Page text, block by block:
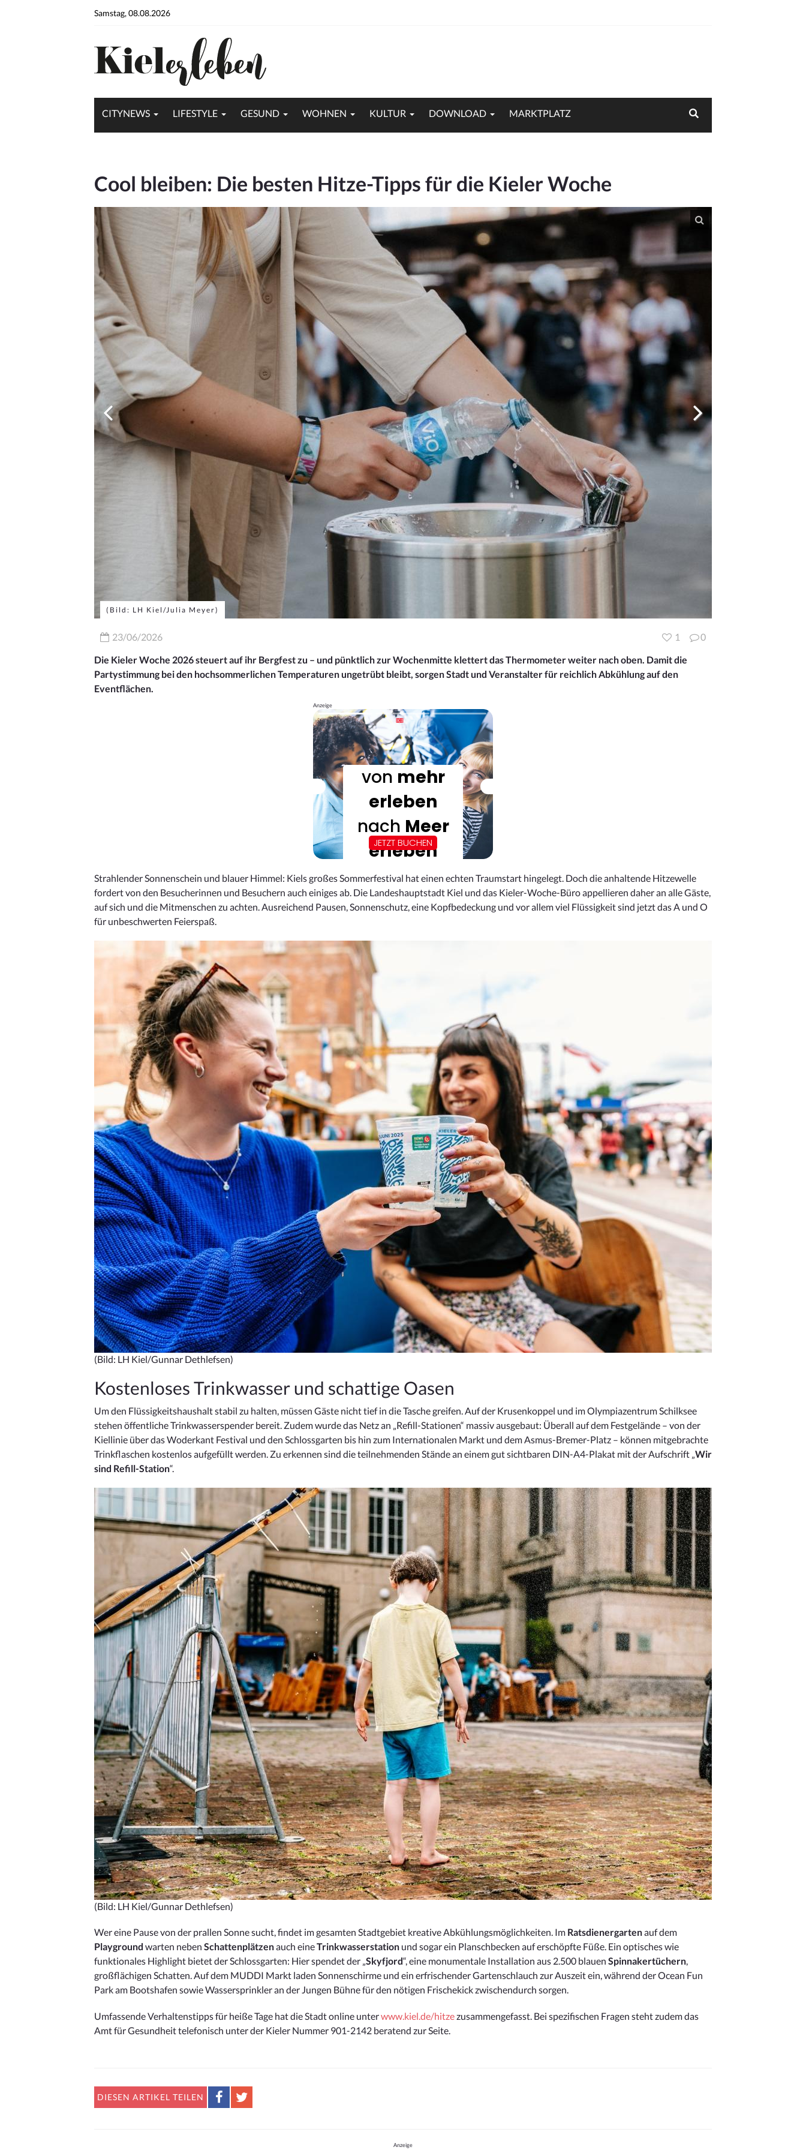
Samstag, 08.08.2026
CITYNEWS LIFESTYLE GESUND WOHNEN KULTUR DOWNLOAD MARKTPLATZ
Cool bleiben: Die besten Hitze-Tipps für die Kieler Woche
(Bild: LH Kiel/Julia Meyer)
23/06/2026 0
1
Die Kieler Woche 2026 steuert auf ihr Bergfest zu – und pünktlich zur Wochenmitte klettert das Thermometer weiter nach oben. Damit die
Partystimmung bei den hochsommerlichen Temperaturen ungetrübt bleibt, sorgen Stadt und Veranstalter für reichlich Abkühlung auf den
Eventflächen.
Anzeige
Strahlender Sonnenschein und blauer Himmel: Kiels großes Sommerfestival hat einen echten Traumstart hingelegt. Doch die anhaltende Hitzewelle
fordert von den Besucherinnen und Besuchern auch einiges ab. Die Landeshauptstadt Kiel und das Kieler-Woche-Büro appellieren daher an alle Gäste,
auf sich und die Mitmenschen zu achten. Ausreichend Pausen, Sonnenschutz, eine Kopfbedeckung und vor allem viel Flüssigkeit sind jetzt das A und O
für unbeschwerten Feierspaß.
(Bild: LH Kiel/Gunnar Dethlefsen)
Kostenloses Trinkwasser und schattige Oasen
Um den Flüssigkeitshaushalt stabil zu halten, müssen Gäste nicht tief in die Tasche greifen. Auf der Krusenkoppel und im Olympiazentrum Schilksee
stehen öffentliche Trinkwasserspender bereit. Zudem wurde das Netz an „Refill-Stationen“ massiv ausgebaut: Überall auf dem Festgelände – von der
Kiellinie über das Woderkant Festival und den Schlossgarten bis hin zum Internationalen Markt und dem Asmus-Bremer-Platz – können mitgebrachte
Trinkflaschen kostenlos aufgefüllt werden. Zu erkennen sind die teilnehmenden Stände an einem gut sichtbaren DIN-A4-Plakat mit der Aufschrift „Wir
sind Refill-Station“.
(Bild: LH Kiel/Gunnar Dethlefsen)
Wer eine Pause von der prallen Sonne sucht, findet im gesamten Stadtgebiet kreative Abkühlungsmöglichkeiten. Im Ratsdienergartenauf dem
Playground warten neben Schattenplätzenauch eineTrinkwasserstation und sogar ein Planschbecken auf erschöpfte Füße. Ein optisches wie
funktionales Highlight bietet der Schlossgarten: Hier spendet der „Skyfjord“, eine monumentale Installation aus 2.500 blauen Spinnakertüchern,
großflächigen Schatten. Auf dem MUDDI Markt laden Sonnenschirme und ein erfrischender Gartenschlauch zur Auszeit ein, während der Ocean Fun
Park am Bootshafen sowie Wassersprinkler an der Jungen Bühne für den nötigen Frischekick zwischendurch sorgen.
Umfassende Verhaltenstipps für heiße Tage hat die Stadt online unterwww.kiel.de/hitzezusammengefasst. Bei spezifischen Fragen steht zudem das
Amt für Gesundheit telefonisch unter der Kieler Nummer 901-2142 beratend zur Seite.
DIESEN ARTIKEL TEILEN
Anzeige